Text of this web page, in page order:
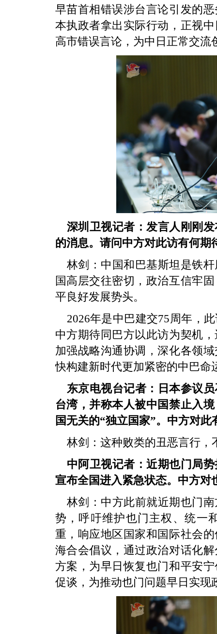
早苗首相错误涉台言论引发的
本执政者拿出实际行动，正视
高市错误言论，为中日正常交流
深圳卫视记者：发言人刚刚
的消息。请问中方对此访有何期
林剑：中国和巴基斯坦是铁
国高层交往密切，政治互信牢
平良好发展势头。
2026年是中巴建交75周年，
中方期待同巴方以此访为契机
加强战略沟通协调，深化各领
快构建新时代更加紧密的中巴命
东京电视台记者：日本参议
台湾，并称本人被中国禁止入
国无关的“独立国家”。中方对此
林剑：这种败类的丑恶言行，
中阿卫视记者：近期也门局
宣布全国进入紧急状态。中方对
林剑：中方此前就近期也门
势，呼吁维护也门主权、统一
重，响应地区国家和国际社会
海合会倡议，通过政治对话化
方案，为早日恢复也门和平安
促谈，为推动也门问题早日实现